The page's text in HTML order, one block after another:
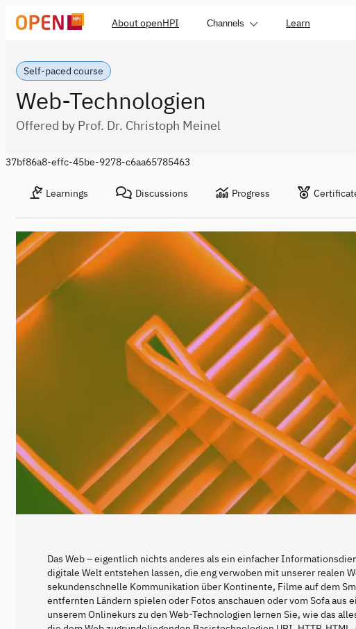
About openHPI Channels Learn
Self-paced course
Web-Technologien
Offered by Prof. Dr. Christoph Meinel
37bf86a8-effc-45be-9278-c6aa65785463
Learnings Discussions Progress
Das Web – eigentlich nichts anderes als ein einfacher
digitale Welt entstehen lassen, die eng verwoben mit unserer realen
sekundenschnelle Kommunikation über Kontinente, Filme auf dem
entfernten Ländern spielen oder Fotos anschauen oder vom Sofa aus
unserem Onlinekurs zu den Web-Technologien lernen Sie, wie das